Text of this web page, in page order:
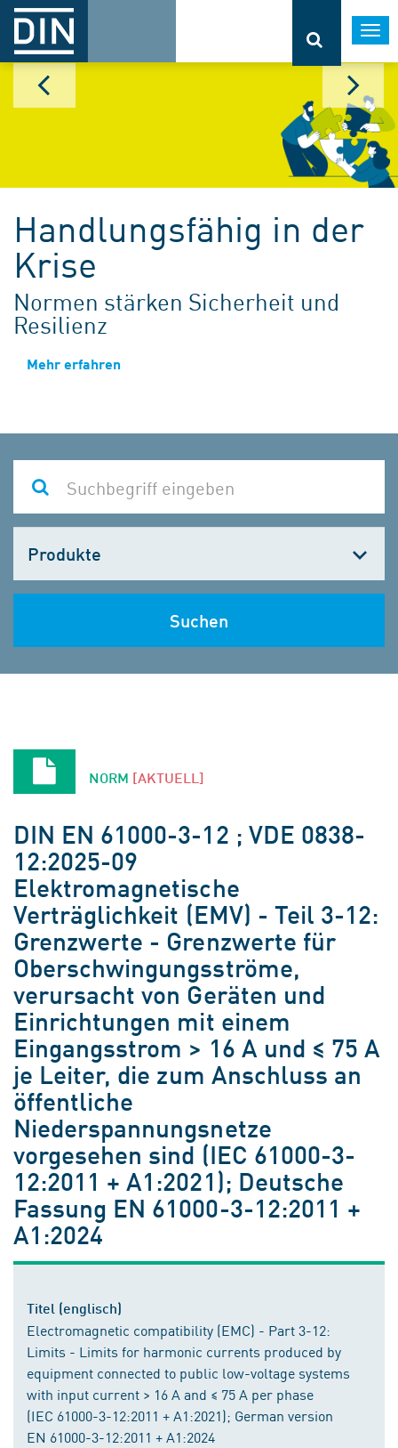
Handlungsfähig in der
Krise
Normen stärken Sicherheit und
Resilienz
Mehr erfahren
wählen
Suchen
NORM [AKTUELL]
DIN EN 61000-3-12 ; VDE 0838-
12:2025-09
Elektromagnetische
Verträglichkeit (EMV) - Teil 3-12:
Grenzwerte - Grenzwerte für
Oberschwingungsströme,
verursacht von Geräten und
Einrichtungen mit einem
Eingangsstrom > 16 A und ≤ 75 A
je Leiter, die zum Anschluss an
öffentliche
Niederspannungsnetze
vorgesehen sind (IEC 61000-3-
12:2011 + A1:2021); Deutsche
Fassung EN 61000-3-12:2011 +
A1:2024
Titel (englisch)
Electromagnetic compatibility (EMC) - Part 3-12:
Limits - Limits for harmonic currents produced by
equipment connected to public low-voltage systems
with input current > 16 A and ≤ 75 A per phase
(IEC 61000-3-12:2011 + A1:2021); German version
EN 61000-3-12:2011 + A1:2024